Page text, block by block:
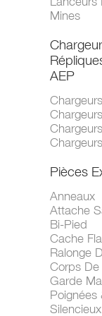
Mines
AEP
Pièces
Anneaux
Attache
Bi-Pied
Cache
Ralonge
Corps
Garde
Poignées